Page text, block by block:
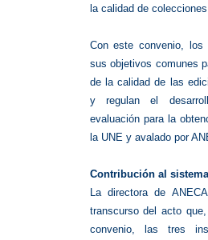
la calidad de
Con este convenio, los
sus objetivos comunes
de la calidad de las
y regulan el
evaluación para la
la UNE y avalado por
Contribución al
La directora de
transcurso del acto
convenio, las tres